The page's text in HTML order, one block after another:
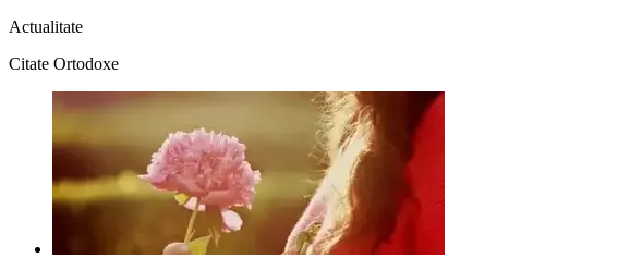
Actualitate
Citate Ortodoxe